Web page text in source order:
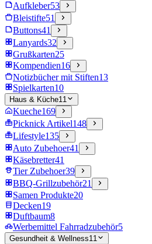
Aufkleber53
Bleistifte51
Buttons41
Lanyards32
Grußkarten25
Kompendien16
Notizbücher mit Stiften13
Spielkarten10
Haus & Küche11
Kueche169
Picknick Artikel148
Lifestyle135
Auto Zubehoer41
Käsebretter41
Tier Zubehoer39
BBQ-Grillzubehör21
Samen Produkte20
Decken19
Duftbaum8
Werbemittel Fahrradzubehör5
Gesundheit & Wellness11